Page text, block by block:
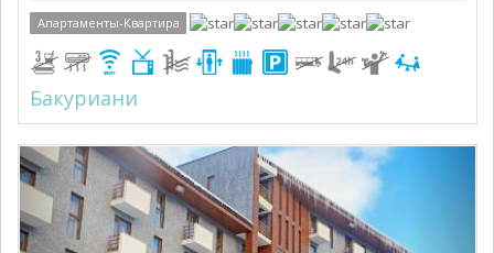
Апартаменты-Квартира
Бакуриани
Previous